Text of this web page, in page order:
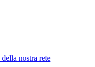
nostra rete